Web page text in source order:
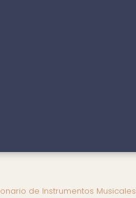
de Instrumentos Musicales